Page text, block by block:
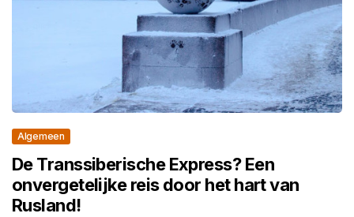
Algemeen
De Transsiberische Express? Een
onvergetelijke reis door het hart van
Rusland!